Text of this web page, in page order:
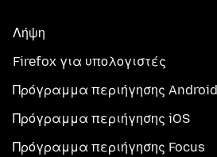
Λήψη
Firefox για υπολογιστές
Πρόγραμμα περιήγησης Android
Πρόγραμμα περιήγησης iOS
Πρόγραμμα περιήγησης Focus